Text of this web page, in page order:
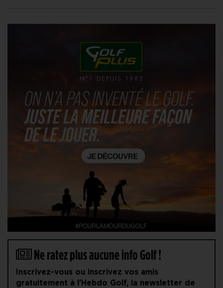
Ne ratez plus aucune info Golf !
Inscrivez-vous ou inscrivez vos amis
gratuitement à l'Hebdo Golf, la newsletter de